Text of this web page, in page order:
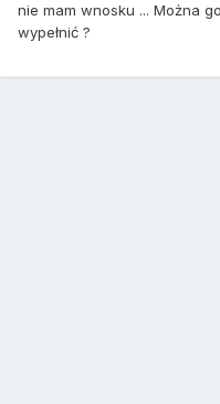
nie mam wnosku ... Można
wypełnić ?